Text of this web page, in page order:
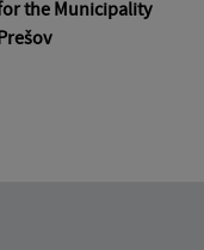
the Municipality